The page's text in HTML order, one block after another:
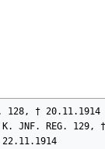
128, † 20.11.1914
8. K. JNF. REG.